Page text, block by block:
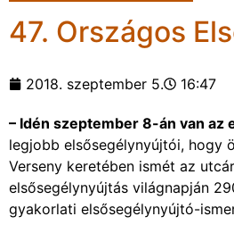
47. Országos
2018. szeptember 5. 16:47
– Idén szeptember 8-án van az
legjobb elsősegélynyújtói, hogy
Verseny keretében ismét az
elsősegélynyújtás világnapján
gyakorlati elsősegélynyújtó-